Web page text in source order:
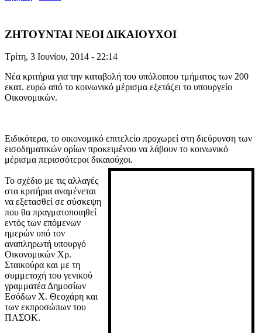
ΖΗΤΟΥΝΤΑΙ ΝΕΟΙ ΔΙΚΑΙΟΥΧΟΙ
Τρίτη, 3 Ιουνίου, 2014 - 22:14
Νέα κριτήρια για την καταβολή του υπόλοιπου τμήματος των 200
εκατ. ευρώ από το κοινωνικό μέρισμα εξετάζει το υπουργείο
Οικονομικών.
Ειδικότερα, το οικονομικό επιτελείο προχωρεί στη διεύρυνση των
εισοδηματικών ορίων προκειμένου να λάβουν το κοινωνικό
μέρισμα περισσότεροι δικαιούχοι.
Το σχέδιο με τις αλλαγές
στα κριτήρια αναμένεται
να εξετασθεί σε σύσκεψη
που θα πραγματοποιηθεί
εντός των επόμενων
ημερών υπό τον
αναπληρωτή υπουργό
Οικονομικών Χρ.
Σταικούρα και με τη
συμμετοχή του γενικού
γραμματέα Δημοσίων
Εσόδων Χ. Θεοχάρη και
των εκπροσώπων του
ΠΑΣΟΚ.